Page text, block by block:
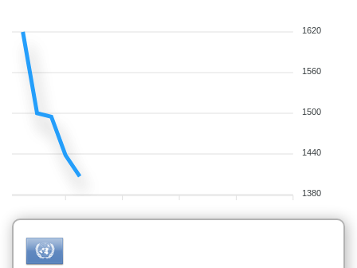
1620
1560
1500
1440
1380